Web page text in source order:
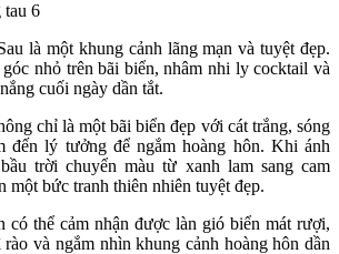
là một khung cảnh lãng mạn và tuyệt đẹp.
nhỏ trên bãi biển, nhâm nhi ly cocktail và
cuối ngày dần tắt.
chỉ là một bãi biển đẹp với cát trắng, sóng
đến lý tưởng để ngắm hoàng hôn. Khi ánh
trời chuyển màu từ xanh lam sang cam
một bức tranh thiên nhiên tuyệt đẹp.
có thể cảm nhận được làn gió biển mát rượi,
và ngắm nhìn khung cảnh hoàng hôn dần